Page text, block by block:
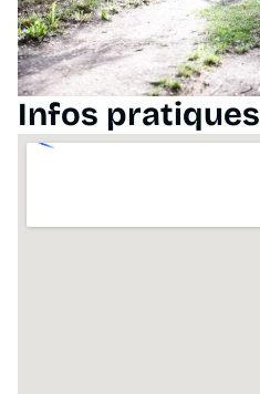
Infos pratiques